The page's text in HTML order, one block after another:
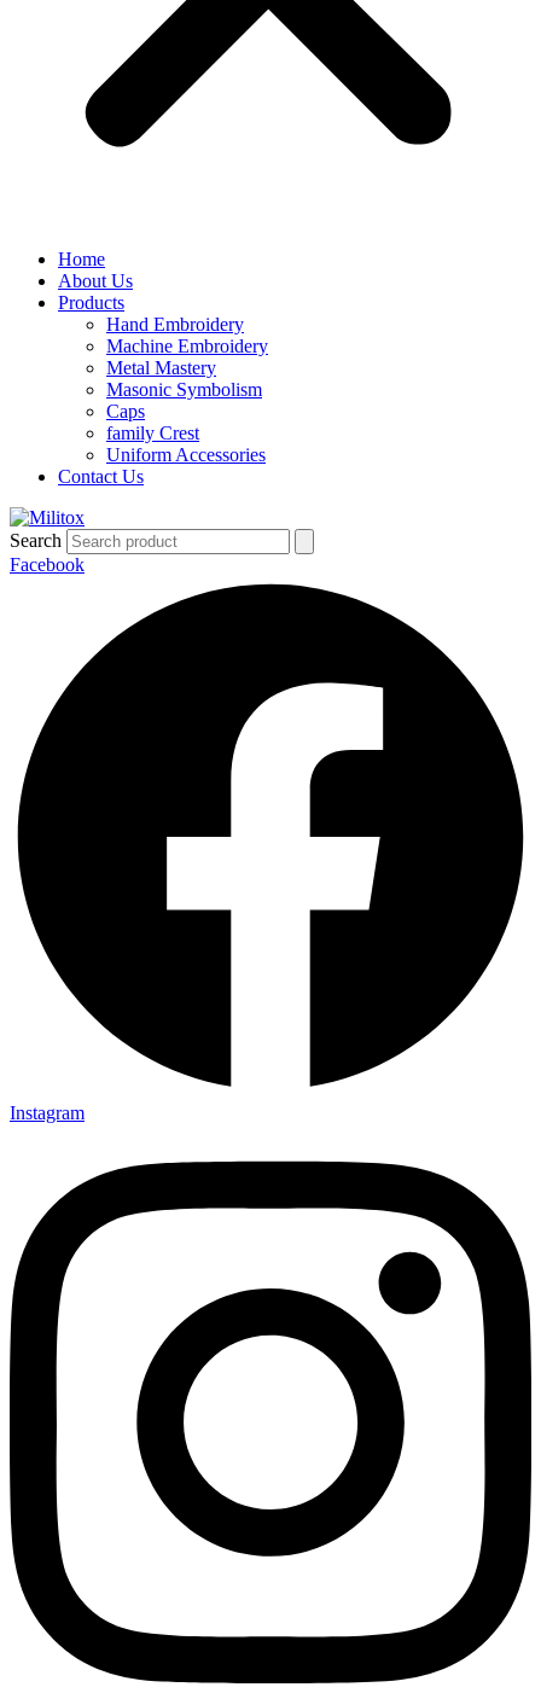
Home
About Us
Products
Hand Embroidery
Machine Embroidery
Metal Mastery
Masonic Symbolism
Caps
family Crest
Uniform Accessories
Contact Us
Search
Facebook
Instagram